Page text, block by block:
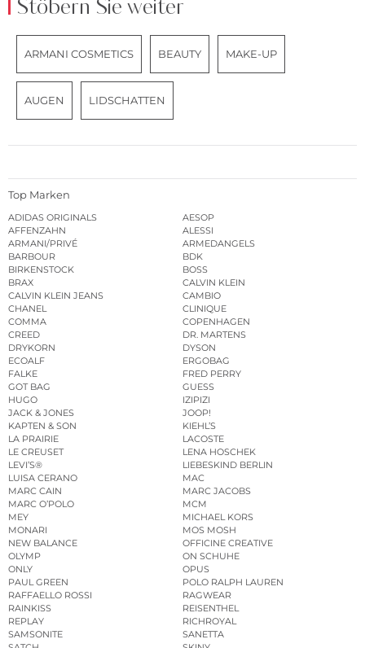
Stöbern Sie weiter
ARMANI COSMETICS BEAUTY MAKE-UP
AUGEN LIDSCHATTEN
Top Marken
ADIDAS ORIGINALS
AESOP
AFFENZAHN
ALESSI
ARMANI/PRIVÉ
ARMEDANGELS
BARBOUR
BDK
BIRKENSTOCK
BOSS
BRAX
CALVIN KLEIN
CALVIN KLEIN JEANS
CAMBIO
CHANEL
CLINIQUE
COMMA
COPENHAGEN
CREED
DR. MARTENS
DRYKORN
DYSON
ECOALF
ERGOBAG
FALKE
FRED PERRY
GOT BAG
GUESS
HUGO
IZIPIZI
JACK & JONES
JOOP!
KAPTEN & SON
KIEHL’S
LA PRAIRIE
LACOSTE
LE CREUSET
LENA HOSCHEK
LEVI’S®
LIEBESKIND BERLIN
LUISA CERANO
MAC
MARC CAIN
MARC JACOBS
MARC O’POLO
MCM
MEY
MICHAEL KORS
MONARI
MOS MOSH
NEW BALANCE
OFFICINE CREATIVE
OLYMP
ON SCHUHE
ONLY
OPUS
PAUL GREEN
POLO RALPH LAUREN
RAFFAELLO ROSSI
RAGWEAR
RAINKISS
REISENTHEL
REPLAY
RICHROYAL
SAMSONITE
SANETTA